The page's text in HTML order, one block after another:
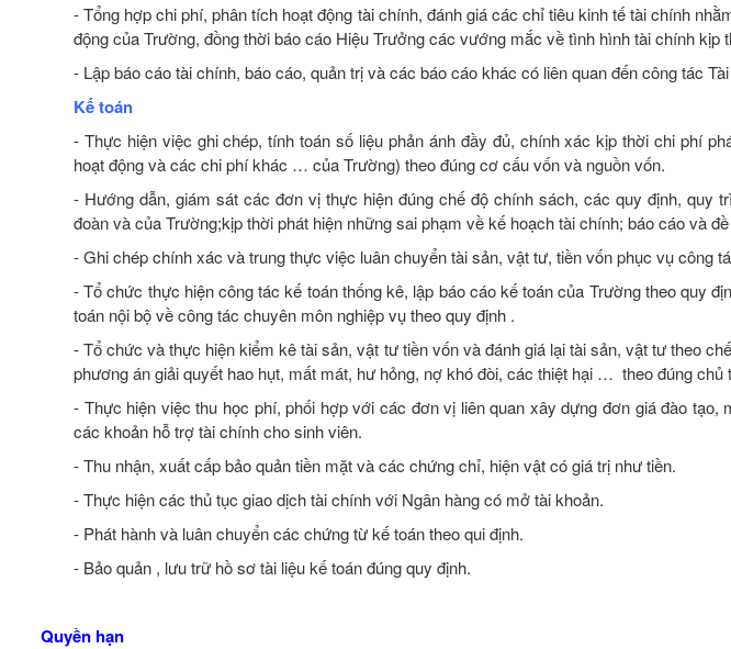
- Tổng hợp chi phí, phân tích hoạt động tài chính, đánh giá các chỉ tiêu kinh tế tài chính
động của Trường, đồng thời báo cáo Hiệu Trưởng các vướng mắc về tình hình tài chính kịp
- Lập báo cáo tài chính, báo cáo, quản trị và các báo cáo khác có liên quan đến công tác
Kế toán
- Thực hiện việc ghi chép, tính toán số liệu phản ánh đầy đủ, chính xác kịp thời chi phí
hoạt động và các chi phí khác … của Trường) theo đúng cơ cấu vốn và nguồn vốn.
- Hướng dẫn, giám sát các đơn vị thực hiện đúng chế độ chính sách, các quy định, quy
đoàn và của Trường;kịp thời phát hiện những sai phạm về kế hoạch tài chính; báo cáo và
- Ghi chép chính xác và trung thực việc luân chuyển tài sản, vật tư, tiền vốn phục vụ công
- Tổ chức thực hiện công tác kế toán thống kê, lập báo cáo kế toán của Trường theo quy
toán nội bộ về công tác chuyên môn nghiệp vụ theo quy định .
- Tổ chức và thực hiện kiểm kê tài sản, vật tư tiền vốn và đánh giá lại tài sản, vật tư theo
phương án giải quyết hao hụt, mất mát, hư hỏng, nợ khó đòi, các thiệt hại … theo đúng
- Thực hiện việc thu học phí, phối hợp với các đơn vị liên quan xây dựng đơn giá đào
các khoản hỗ trợ tài chính cho sinh viên.
- Thu nhận, xuất cấp bảo quản tiền mặt và các chứng chỉ, hiện vật có giá trị như tiền.
- Thực hiện các thủ tục giao dịch tài chính với Ngân hàng có mở tài khoản.
- Phát hành và luân chuyển các chứng từ kế toán theo qui định.
- Bảo quản , lưu trữ hồ sơ tài liệu kế toán đúng quy định.
Quyền hạn